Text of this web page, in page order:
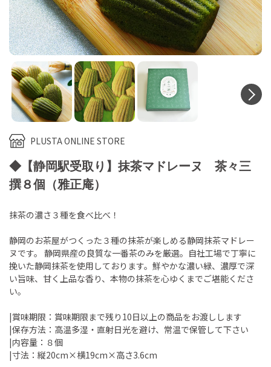
PLUSTA ONLINE STORE
◆【静岡駅受取り】抹茶マドレーヌ 茶々三
撰８個（雅正庵）
抹茶の濃さ３種を食べ比べ！
静岡のお茶屋がつくった３種の抹茶が楽しめる静岡抹茶マドレー
ヌです。 静岡県産の良質な一番茶のみを厳選。自社工場で丁寧に
挽いた静岡抹茶を使用しております。鮮やかな濃い緑、濃厚で深
い旨味、甘く上品な香り、本物の抹茶を心ゆくまでご堪能くださ
い。
|賞味期限：賞味期限まで残り10日以上の商品をお渡しします
|保存方法：高温多湿・直射日光を避け、常温で保管して下さい
|内容量：８個
|寸法：縦20cm×横19cm×高さ3.6cm